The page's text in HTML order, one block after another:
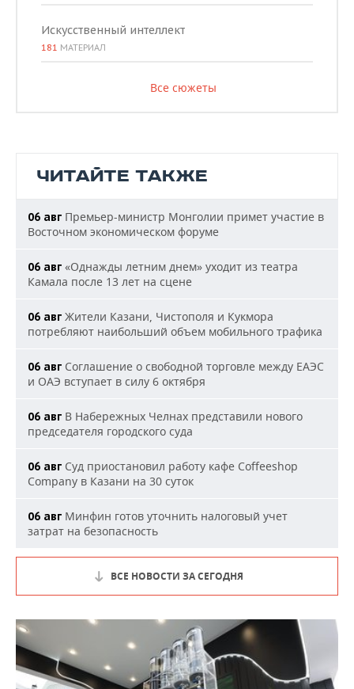
Искусственный интеллект
181 МАТЕРИАЛ
Все сюжеты
ЧИТАЙТЕ ТАКЖЕ
06 авг Премьер-министр Монголии примет участие в
Восточном экономическом форуме
06 авг «Однажды летним днем» уходит из театра
Камала после 13 лет на сцене
06 авг Жители Казани, Чистополя и Кукмора
потребляют наибольший объем мобильного трафика
06 авг Соглашение о свободной торговле между ЕАЭС
и ОАЭ вступает в силу 6 октября
06 авг В Набережных Челнах представили нового
председателя городского суда
06 авг Суд приостановил работу кафе Coffeeshop
Company в Казани на 30 суток
06 авг Минфин готов уточнить налоговый учет
затрат на безопасность
ВСЕ НОВОСТИ ЗА СЕГОДНЯ